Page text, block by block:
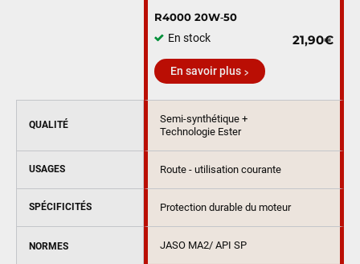
R4000 20W‑50
En stock
21,90€
En savoir plus
QUALITÉ
Semi-synthétique +
Technologie Ester
USAGES Route - utilisation courante
SPÉCIFICITÉS Protection durable du moteur
NORMES JASO MA2/ API SP